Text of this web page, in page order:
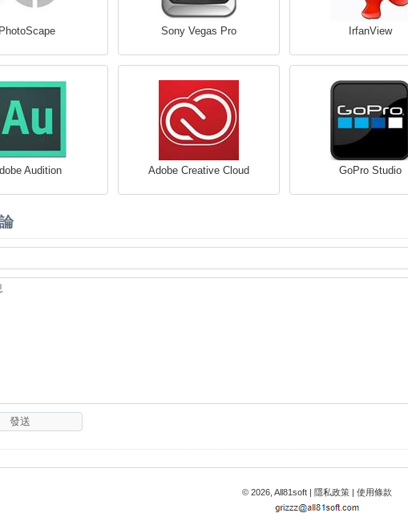
PhotoScape Sony Vegas Pro IrfanView
Audition Adobe Creative Cloud GoPro Studio
© 2026, All81soft | 隱私政策| 使用條款